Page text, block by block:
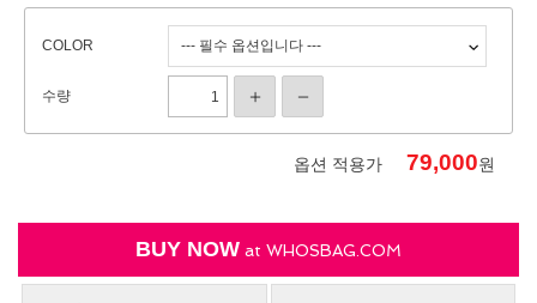
COLOR
수량
옵션 적용가 79,000원
BUY NOW at WHOSBAG.COM